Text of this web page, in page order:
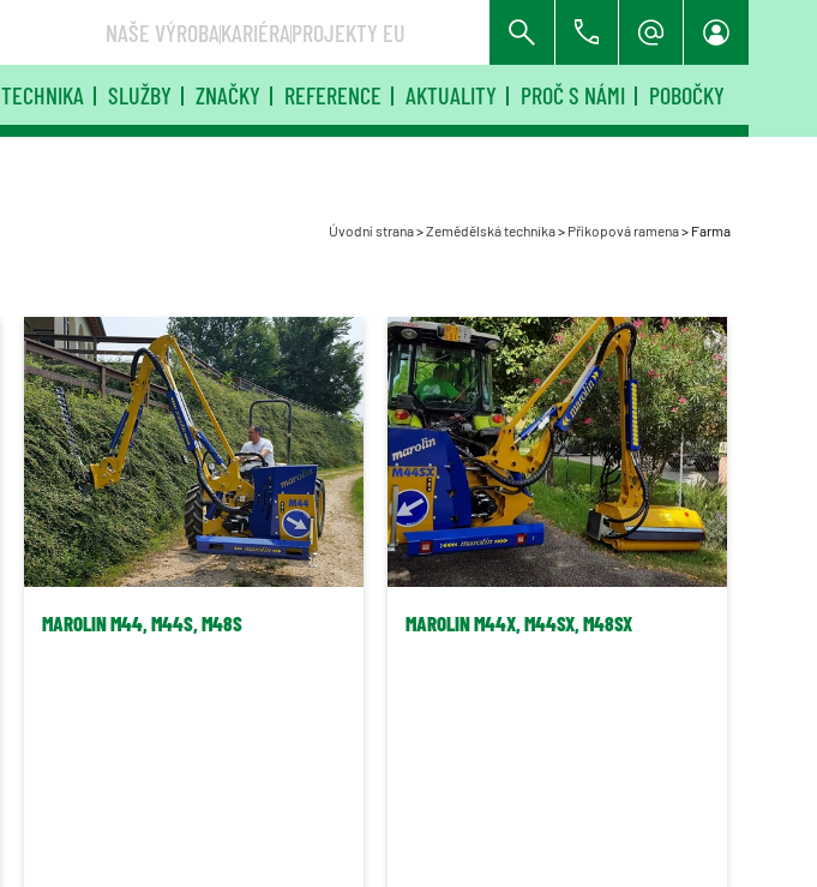
NAŠE VÝROBAKARIÉRAPROJEKTY EU
TECHNIKA SLUŽBY ZNAČKY REFERENCE AKTUALITY PROČ S NÁMI POBOČKY
Úvodní strana>Zemědělská technika> Příkopová ramena> Farma
MAROLIN M44, M44S, M48S MAROLIN M44X, M44SX, M48SX